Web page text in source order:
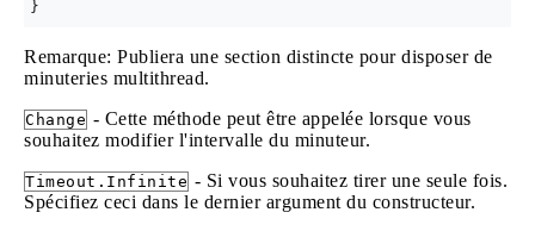
Remarque: Publiera une section distincte pour disposer de
minuteries multithread.
Change - Cette méthode peut être appelée lorsque vous
souhaitez modifier l'intervalle du minuteur.
Timeout.Infinite - Si vous souhaitez tirer une seule fois.
Spécifiez ceci dans le dernier argument du constructeur.